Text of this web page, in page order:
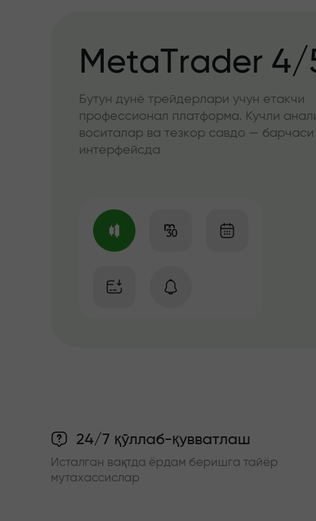
MetaTrader 4/
Бутун дунё трейдерлари учун етакчи
профессионал платформа. Кучли
воситалар ва тезкор савдо — барчаси
интерфейсда
24/7 қўллаб-қувватлаш
Исталган вақтда ёрдам беришга тайёр
мутахассислар